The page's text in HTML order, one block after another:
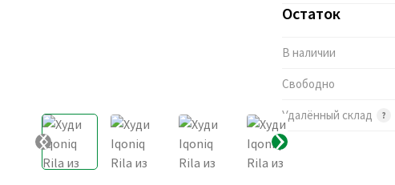
Остаток
В наличии
Свободно
Удалённый склад